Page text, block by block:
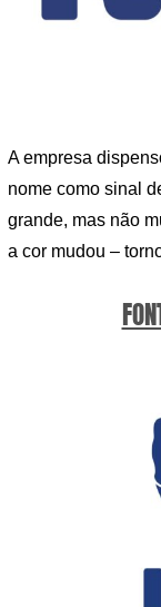
A empresa
nome como sinal
grande, mas não
a cor mudou –